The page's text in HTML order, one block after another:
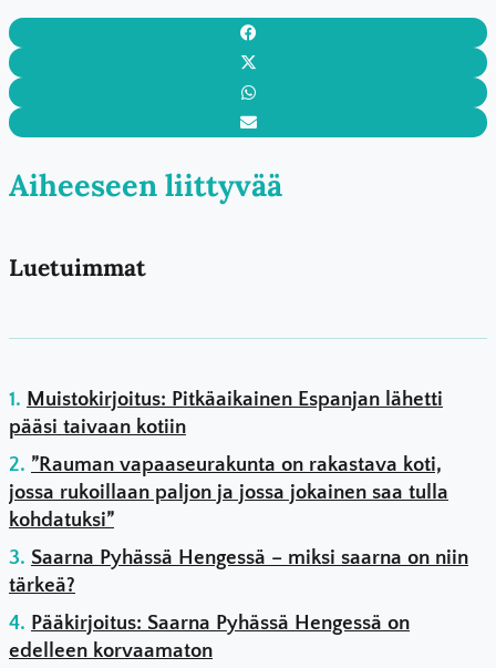
Aiheeseen liittyvää
Luetuimmat
Muistokirjoitus: Pitkäaikainen Espanjan lähetti
pääsi taivaan kotiin
”Rauman vapaaseurakunta on rakastava koti,
jossa rukoillaan paljon ja jossa jokainen saa tulla
kohdatuksi”
Saarna Pyhässä Hengessä – miksi saarna on niin
tärkeä?
Pääkirjoitus: Saarna Pyhässä Hengessä on
edelleen korvaamaton